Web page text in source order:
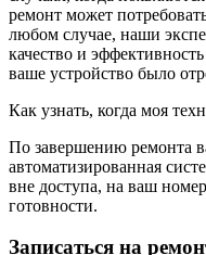
ремонт может
любом случае, наши
качество и
ваше устройство было
Как узнать, когда моя
По завершению ремонта
автоматизированная
вне доступа, на ваш
готовности.
Записаться на